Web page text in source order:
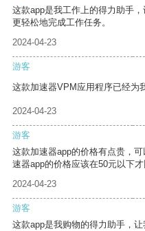
这款app是我工作上的得力助手
更轻松地完成工作任务。
2024-04-23
游客
这款加速器VPM应用程序已经为
2024-04-23
游客
这款加速器app的价格有点贵，
速器app的价格应该在50元以下才
2024-04-23
游客
这款app是我购物的得力助手，